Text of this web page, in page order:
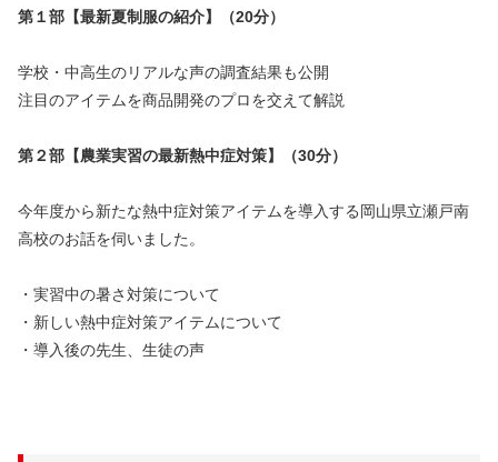
第１部【最新夏制服の紹介】（20分）
学校・中高生のリアルな声の調査結果も公開
注目のアイテムを商品開発のプロを交えて解説
第２部【農業実習の最新熱中症対策】（30分）
今年度から新たな熱中症対策アイテムを導入する岡山県立瀬戸南
高校のお話を伺いました。
・実習中の暑さ対策について
・新しい熱中症対策アイテムについて
・導入後の先生、生徒の声